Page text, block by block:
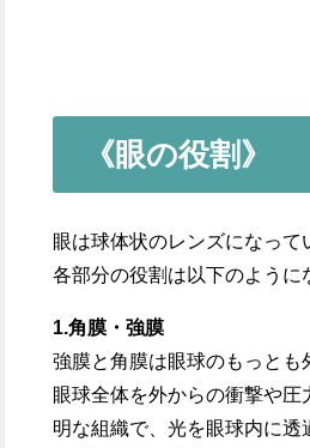
《眼の役割》
眼は球体状のレンズになって
各部分の役割は以下のように
1.角膜・強膜
強膜と角膜は眼球のもっとも
眼球全体を外からの衝撃や
明な組織で、光を眼球内に